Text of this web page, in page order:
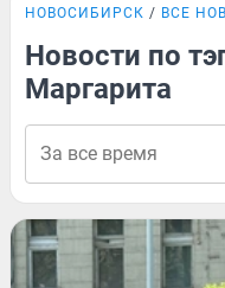
НОВОСИБИРСК ВСЕ
Новости по
Маргарита